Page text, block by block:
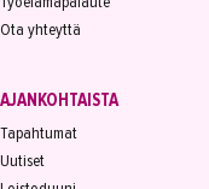
Ota yhteyttä
AJANKOHTAISTA
Tapahtumat
Uutiset